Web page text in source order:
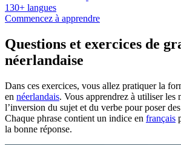
130+ langues
Commencez à apprendre
Questions et exercices de
néerlandaise
Dans ces exercices, vous allez pratiquer la
en néerlandais. Vous apprendrez à utiliser les
l’inversion du sujet et du verbe pour poser
Chaque phrase contient un indice en français
la bonne réponse.